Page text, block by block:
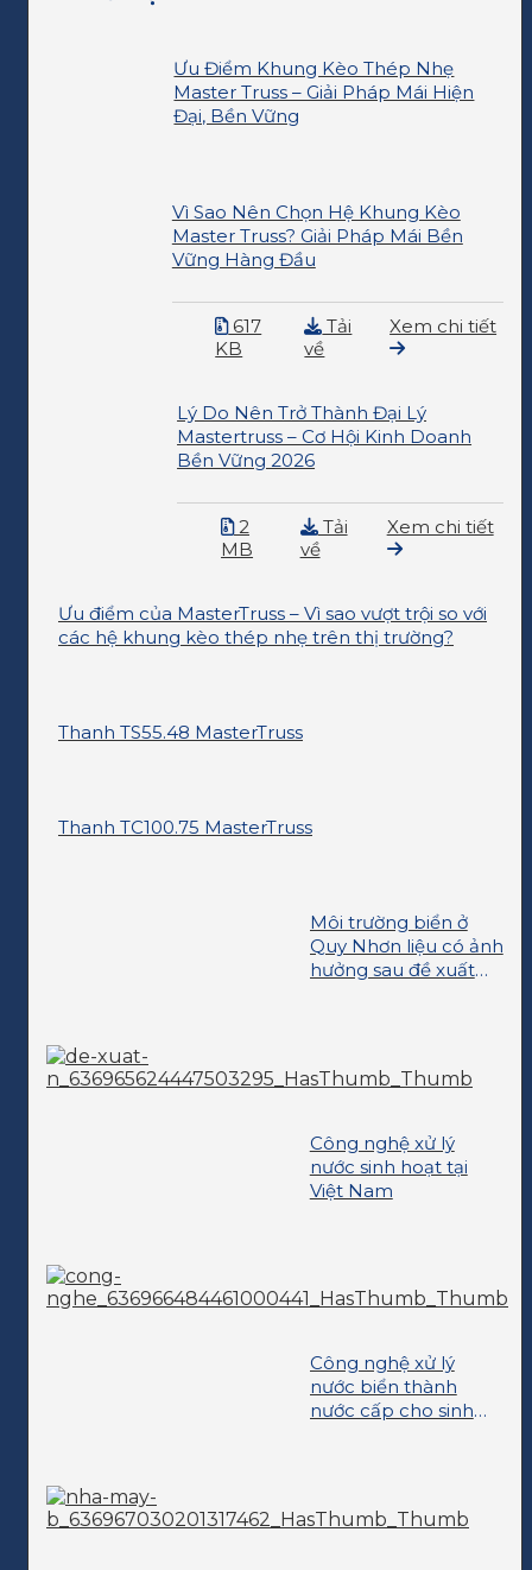
Ưu Điểm Khung Kèo Thép Nhẹ
Master Truss – Giải Pháp Mái Hiện
Đại, Bền Vững
Vì Sao Nên Chọn Hệ Khung Kèo
Master Truss? Giải Pháp Mái Bền
Vững Hàng Đầu
617
KB
Tải
về
Xem chi tiết
Lý Do Nên Trở Thành Đại Lý
Mastertruss – Cơ Hội Kinh Doanh
Bền Vững 2026
2
MB
Tải
về
Xem chi tiết
Ưu điểm của MasterTruss – Vì sao vượt trội so với
các hệ khung kèo thép nhẹ trên thị trường?
Thanh TS55.48 MasterTruss
Thanh TC100.75 MasterTruss
Môi trường biển ở
Quy Nhơn liệu có ảnh
hưởng sau đề xuất
Công nghệ xử lý
nước sinh hoạt tại
Việt Nam
Công nghệ xử lý
nước biển thành
nước cấp cho sinh